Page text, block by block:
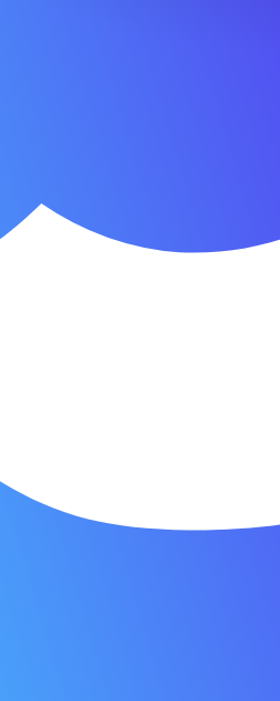
© 2026 Фонд
Если Вы